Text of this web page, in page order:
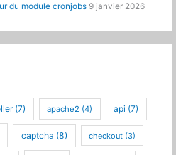
du module cronjobs 9 janvier 2026
(7) apache2 (4) api (7)
captcha (8) checkout (3)